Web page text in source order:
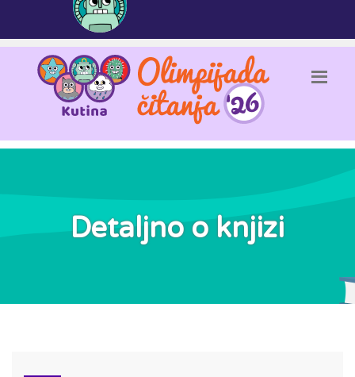
Detaljno o knjizi